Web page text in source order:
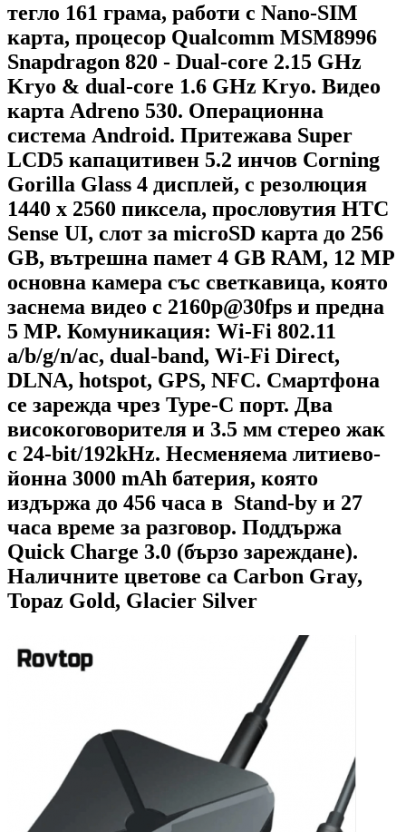
тегло 161 грама, работи с Nano-SIM
карта, процесор Qualcomm MSM8996
Snapdragon 820 - Dual-core 2.15 GHz
Kryo & dual-core 1.6 GHz Kryo. Видео
карта Adreno 530. Операционна
система Android. Притежава Super
LCD5 капацитивен 5.2 инчов Corning
Gorilla Glass 4 дисплей, с резолюция
1440 x 2560 пиксела, прословутия HTC
Sense UI, слот за microSD карта до 256
GB, вътрешна памет 4 GB RAM, 12 MP
основна камера със светкавица, която
заснема видео с 2160p@30fps и предна
5 MP. Комуникация: Wi-Fi 802.11
a/b/g/n/ac, dual-band, Wi-Fi Direct,
DLNA, hotspot, GPS, NFC. Смартфона
се зарежда чрез Type-C порт. Два
високоговорителя и 3.5 мм стерео жак
с 24-bit/192kHz. Несменяема литиево-
йонна 3000 mAh батерия, която
издържа до 456 часа в Stand-by и 27
часа време за разговор. Поддържа
Quick Charge 3.0 (бързо зареждане).
Наличните цветове са Carbon Gray,
Topaz Gold, Glacier Silver